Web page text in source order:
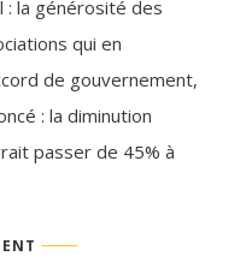
la générosité des
qui en
de gouvernement,
: la diminution
passer de 45% à